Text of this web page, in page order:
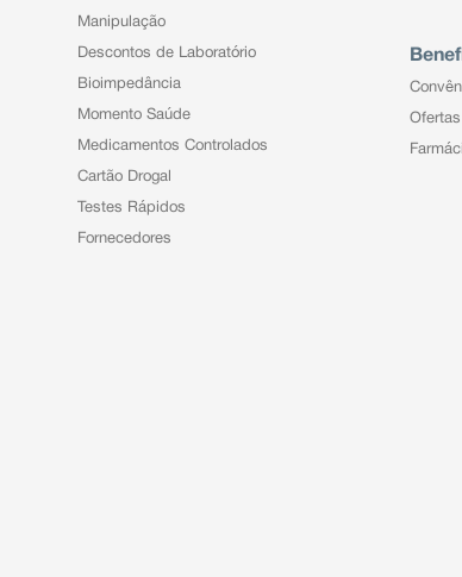
Manipulação
Descontos de Laboratório
Bioimpedância
Momento Saúde
Medicamentos Controlados
Cartão Drogal
Testes Rápidos
Fornecedores